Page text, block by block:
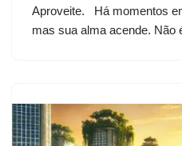
Aproveite. Há momentos
mas sua alma acende.